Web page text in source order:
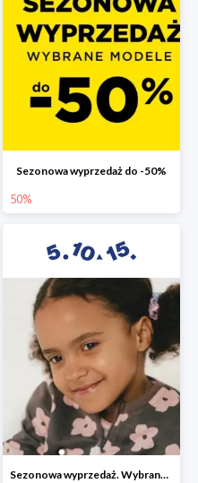
Sezonowa wyprzedaż do -50%
50%
Sezonowa wyprzedaż. Wybrane modele do -40%